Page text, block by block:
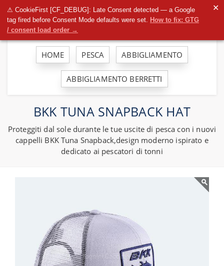
⚠ CookieFirst [CF_DEBUG]: Late Consent detected — a Google
tag fired before Consent Mode defaults were set. How to fix: GTG
/ consent load order →
✕
HOME PESCA ABBIGLIAMENTO
ABBIGLIAMENTO BERRETTI
BKK TUNA SNAPBACK HAT
Proteggiti dal sole durante le tue uscite di pesca con i nuovi
cappelli BKK Tuna Snapback,design moderno ispirato e
dedicato ai pescatori di tonni